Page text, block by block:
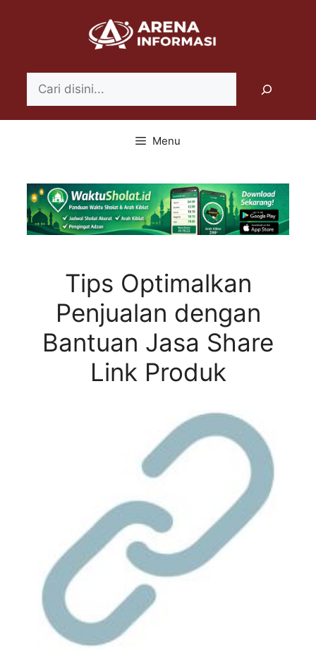
Menu
Tips Optimalkan
Penjualan dengan
Bantuan Jasa Share
Link Produk